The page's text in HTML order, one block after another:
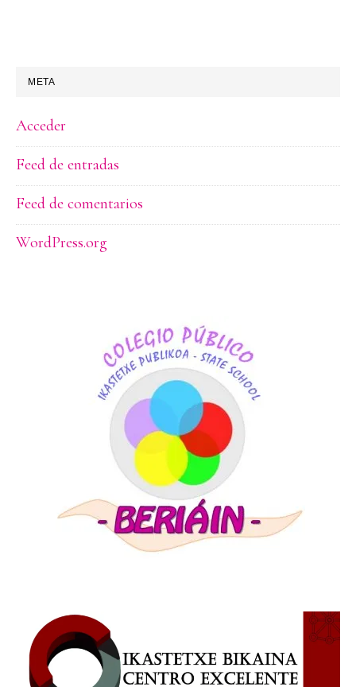
META
Acceder
Feed de entradas
Feed de comentarios
WordPress.org
SIDEBAR